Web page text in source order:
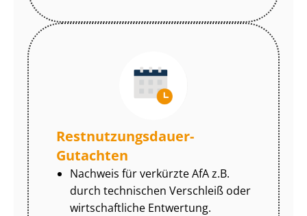
Rest­nut­zungs­dau­er-
Gutachten
Nachweis für verkürzte AfA z.B.
durch technischen Verschleiß oder
wirtschaftliche Entwertung.